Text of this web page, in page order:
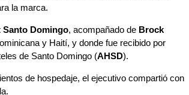
la marca.
Domingo, acompañado de Brock
y Haití, y donde fue recibido por
de Santo Domingo (AHSD).
de hospedaje, el ejecutivo compartió con